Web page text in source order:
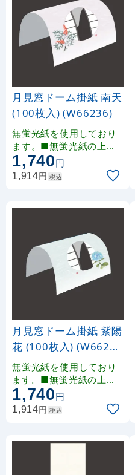
月見窓ドーム掛紙 南天
(100枚入) (W66236)
無蛍光紙を使用しており
ます。■無蛍光紙の上に
雲竜和紙風の印刷を施し
ております。印刷により
多少の色みの違いが生じ
1,740円
1,914円 税込
月見窓ドーム掛紙 紫陽
花 (100枚入) (W66230
)
無蛍光紙を使用しており
ます。■無蛍光紙の上に
雲竜和紙風の印刷を施し
ております。印刷により
多少の色みの違いが生じ
1,740円
1,914円 税込